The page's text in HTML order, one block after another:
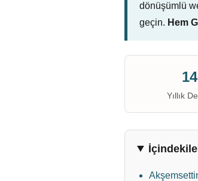
dönüşümlü
geçin. Hem
Yıllık